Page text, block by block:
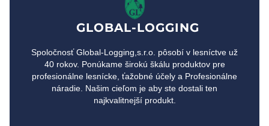
GLOBAL-LOGGING
Spoločnosť Global-Logging,s.r.o. pôsobí v lesníctve už
40 rokov. Ponúkame širokú škálu produktov pre
profesionálne lesnícke, ťažobné účely a Profesionálne
náradie. Našim cieľom je aby ste dostali ten
najkvalitnejší produkt.